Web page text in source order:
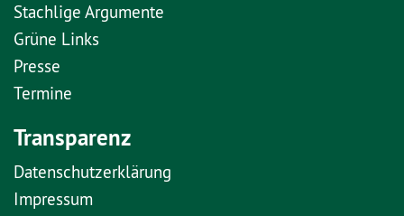
Stachlige Argumente
Grüne Links
Presse
Termine
Transparenz
Datenschutzerklärung
Impressum